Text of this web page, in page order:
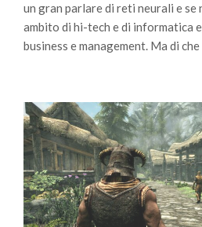
un gran parlare di reti neurali e se
ambito di hi-tech e di informatica
business e management. Ma di